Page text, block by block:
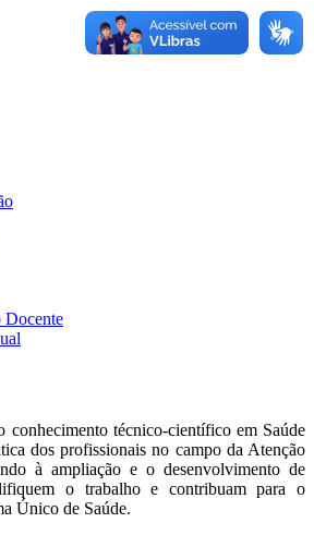
Docente
conhecimento técnico-científico em Saúde
dos profissionais no campo da Atenção
à ampliação e o desenvolvimento de
o trabalho e contribuam para o
Único de Saúde.